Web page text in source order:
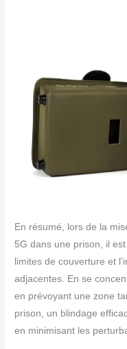
En résumé, lors de la
5G dans une prison, il
limites de couverture et
adjacentes. En se
en prévoyant une zone
prison, un blindage
en minimisant les